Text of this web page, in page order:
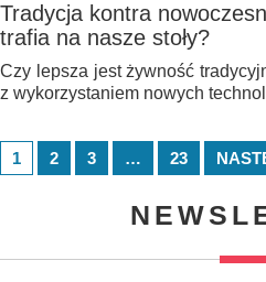
Tradycja kontra
trafia na nasze stoły?
Czy lepsza jest żywność
z wykorzystaniem nowych
1 2 3 … 23